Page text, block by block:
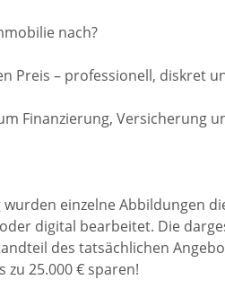
nach?
Preis – professionell, diskret
Finanzierung, Versicherung
einzelne Abbildungen
digital bearbeitet. Die
des tatsächlichen
zu 25.000 € sparen!